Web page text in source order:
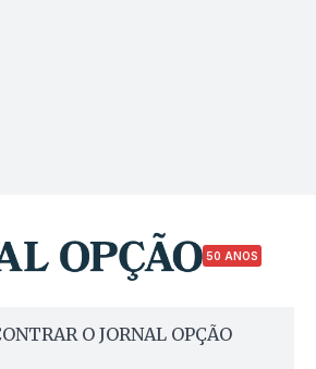
50 ANOS
O JORNAL OPÇÃO